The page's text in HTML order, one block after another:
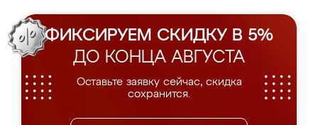
ФИКСИРУЕМ СКИДКУ В 5%
ДО КОНЦА АВГУСТА
Оставьте заявку сейчас, скидка
сохранится.